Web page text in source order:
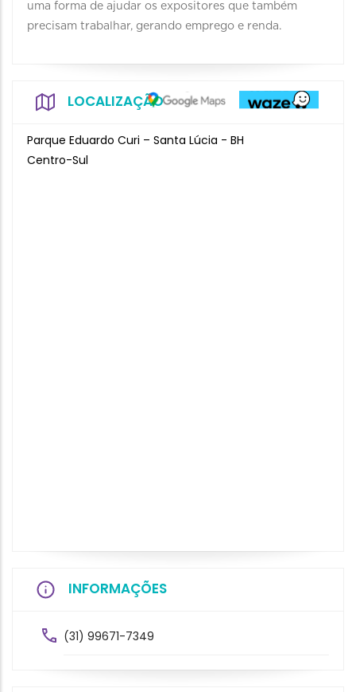
uma forma de ajudar os expositores que também
precisam trabalhar, gerando emprego e renda.
LOCALIZAÇÃO
Parque Eduardo Curi – Santa Lúcia - BH
Centro-Sul
INFORMAÇÕES
(31) 99671-7349